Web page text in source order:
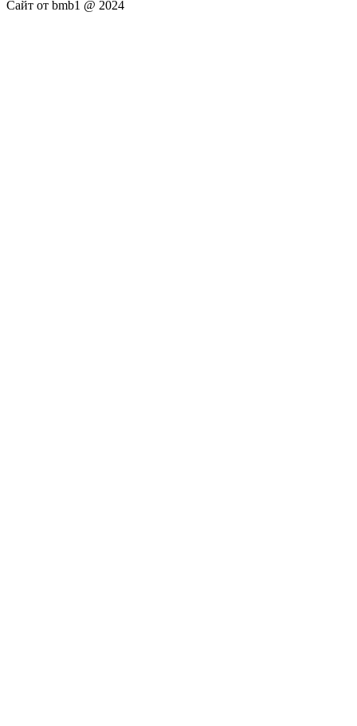
Сайт от bmb1 @ 2024